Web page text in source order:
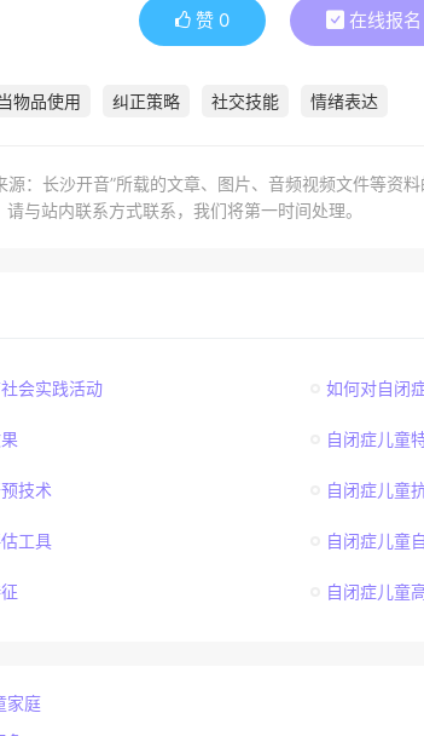
赞 0 在线报名
物品使用 纠正策略 社交技能 情绪表达
源：长沙开音”所载的文章、图片、音频视频文件等资
与站内联系方式联系，我们将第一时间处理。
会实践活动 如何对自闭
自闭症儿童
技术 自闭症儿童
工具 自闭症儿童
自闭症儿童
家庭